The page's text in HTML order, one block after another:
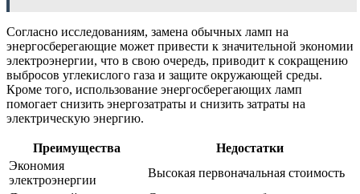
Согласно исследованиям, замена обычных ламп на
энергосберегающие может привести к значительной экономии
электроэнергии, что в свою очередь, приводит к сокращению
выбросов углекислого газа и защите окружающей среды.
Кроме того, использование энергосберегающих ламп
помогает снизить энергозатраты и снизить затраты на
электрическую энергию.
Преимущества
Недостатки
Экономия
электроэнергии
Высокая первоначальная стоимость